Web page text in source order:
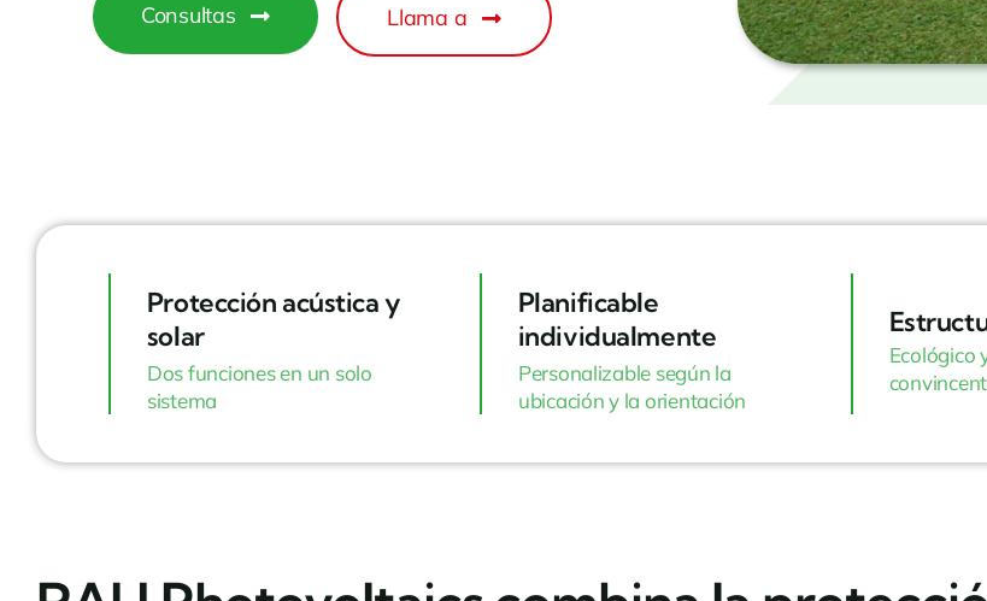
Consultas Llama a
Protección acústica y
solar
Dos funciones en un solo
sistema
Planificable
individualmente
Personalizable según la
ubicación y la orientación
Ecológico